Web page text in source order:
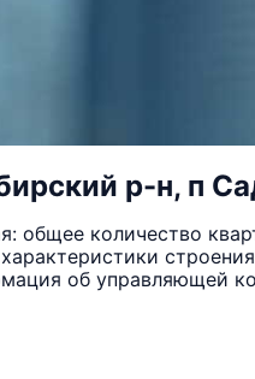
р-н, п
количество
об управляющей